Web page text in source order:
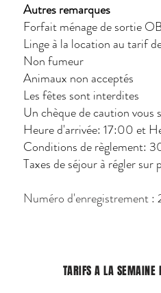
Autres remarques
Forfait ménage de sortie
Linge à la location au tarif
Non fumeur
Animaux non acceptés
Les fêtes sont interdites
Un chèque de caution vous
Heure d'arrivée: 17:00 et
Conditions de règlement:
Taxes de séjour à régler sur
Numéro d'enregistrement
TARIFS A LA SEMAINE